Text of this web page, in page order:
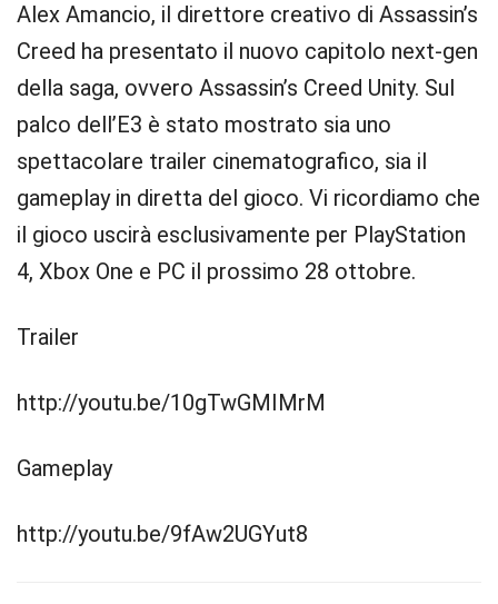
Alex Amancio, il direttore creativo di Assassin’s
Creed ha presentato il nuovo capitolo next-gen
della saga, ovvero Assassin’s Creed Unity. Sul
palco dell’E3 è stato mostrato sia uno
spettacolare trailer cinematografico, sia il
gameplay in diretta del gioco. Vi ricordiamo che
il gioco uscirà esclusivamente per PlayStation
4, Xbox One e PC il prossimo 28 ottobre.
Trailer
http://youtu.be/10gTwGMIMrM
Gameplay
http://youtu.be/9fAw2UGYut8